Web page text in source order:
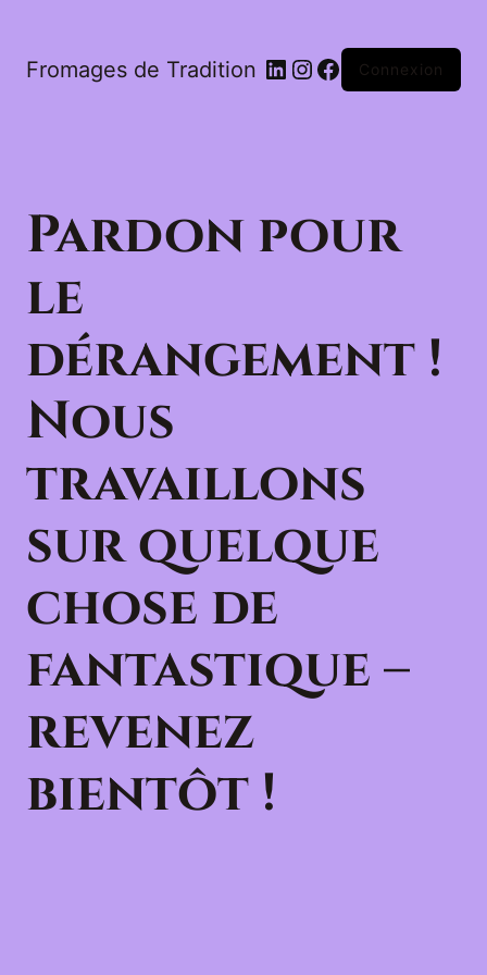
Fromages de Tradition LinkedIn
Instagram
Facebook
Connexion
Pardon pour
le
dérangement !
Nous
travaillons
sur quelque
chose de
fantastique –
revenez
bientôt !